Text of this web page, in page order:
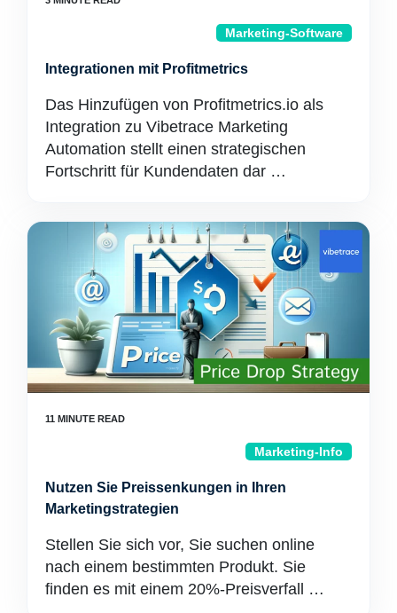
Marketing-Software
Integrationen mit Profitmetrics
Das Hinzufügen von Profitmetrics.io als
Integration zu Vibetrace Marketing
Automation stellt einen strategischen
Fortschritt für Kundendaten dar …
Marketing-Info
Nutzen Sie Preissenkungen in Ihren
Marketingstrategien
Stellen Sie sich vor, Sie suchen online
nach einem bestimmten Produkt. Sie
finden es mit einem 20%-Preisverfall …